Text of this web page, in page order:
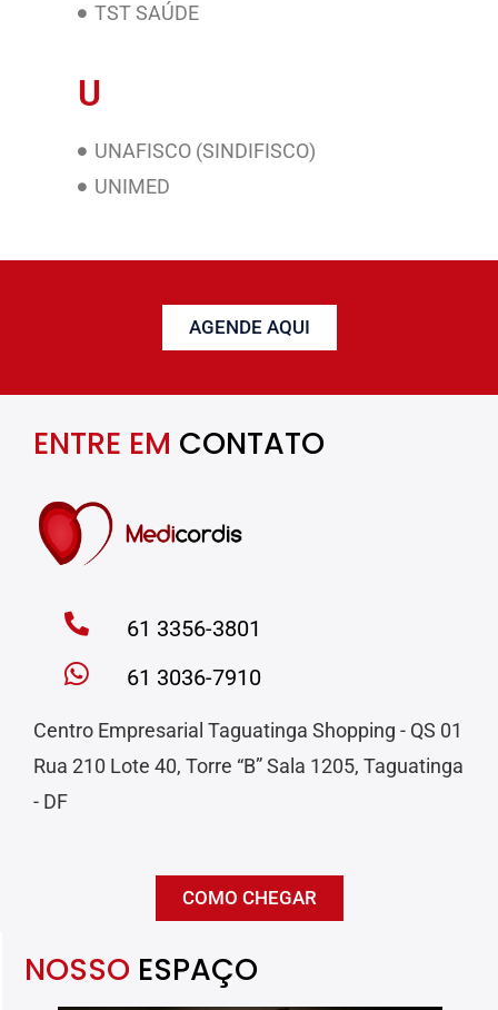
TST SAÚDE
U
UNAFISCO (SINDIFISCO)
UNIMED
AGENDE AQUI
ENTRE EM CONTATO
61 3356-3801
61 3036-7910
Centro Empresarial Taguatinga Shopping - QS 01
Rua 210 Lote 40, Torre “B” Sala 1205, Taguatinga
- DF
COMO CHEGAR
NOSSO ESPAÇO